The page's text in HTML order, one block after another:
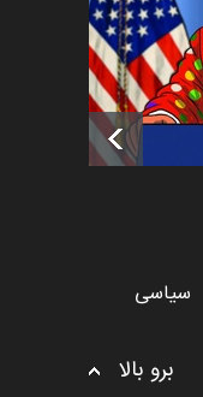
سهراب خیری
سیاسی
برو بالا